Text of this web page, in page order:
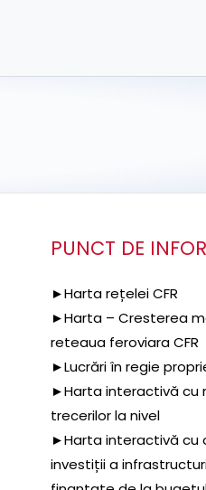
PUNCT DE
►Harta rețelei CFR
►Harta – Cresterea
reteaua feroviara CFR
►Lucrări în regie
►Harta interactivă cu
trecerilor la nivel
►Harta interactivă cu
investiții a